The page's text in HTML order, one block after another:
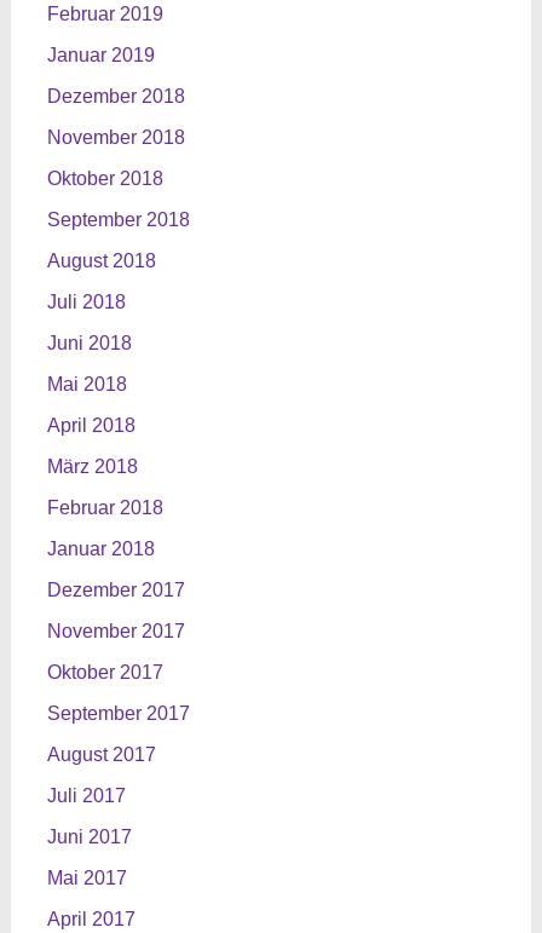
Februar 2019
Januar 2019
Dezember 2018
November 2018
Oktober 2018
September 2018
August 2018
Juli 2018
Juni 2018
Mai 2018
April 2018
März 2018
Februar 2018
Januar 2018
Dezember 2017
November 2017
Oktober 2017
September 2017
August 2017
Juli 2017
Juni 2017
Mai 2017
April 2017